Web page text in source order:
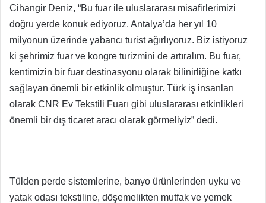
Cihangir Deniz, “Bu fuar ile uluslararası misafirlerimizi
doğru yerde konuk ediyoruz. Antalya’da her yıl 10
milyonun üzerinde yabancı turist ağırlıyoruz. Biz istiyoruz
ki şehrimiz fuar ve kongre turizmini de artıralım. Bu fuar,
kentimizin bir fuar destinasyonu olarak bilinirliğine katkı
sağlayan önemli bir etkinlik olmuştur. Türk iş insanları
olarak CNR Ev Tekstili Fuarı gibi uluslararası etkinlikleri
önemli bir dış ticaret aracı olarak görmeliyiz” dedi.
Tülden perde sistemlerine, banyo ürünlerinden uyku ve
yatak odası tekstiline, döşemelikten mutfak ve yemek